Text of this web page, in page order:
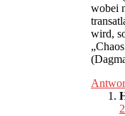
wobei
wird,